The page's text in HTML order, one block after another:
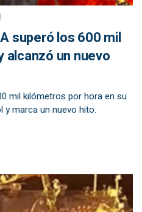
superó los 600 mil
alcanzó un nuevo
mil kilómetros por hora en su
y marca un nuevo hito.